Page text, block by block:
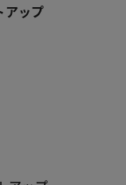
アップ